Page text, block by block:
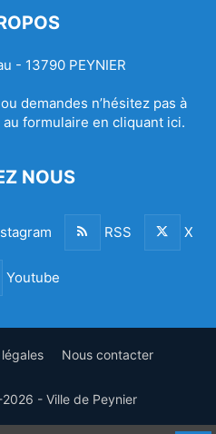
- 13790 PEYNIER
demandes n’hésitez pas à
formulaire en cliquant ici.
NOUS
RSS X
Youtube
Nous contacter
- Ville de Peynier